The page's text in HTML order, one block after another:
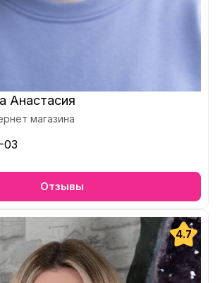
Анастасия
магазина
03
Отзывы
4.7